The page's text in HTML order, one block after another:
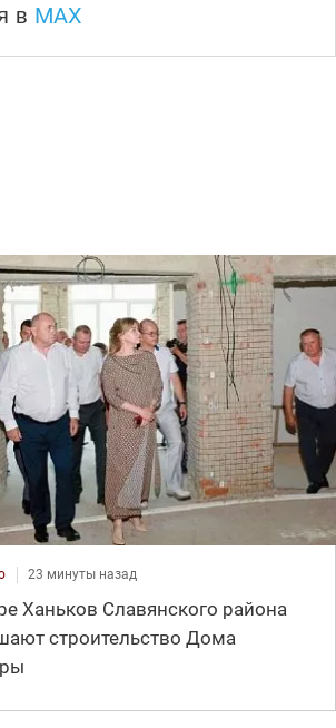
в MAX
23 минуты назад
Ханьков Славянского района
строительство Дома